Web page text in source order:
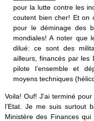
pour la lutte contre les
coutent bien cher! Et on
pour le déminage des
mondiales! A noter que
dilué: ce sont des
ailleurs, financés par les
pilote l’ensemble et
moyens techniques
Voila! Ouf! J’ai terminé
l’Etat. Je me suis surtout
Ministère des Finances